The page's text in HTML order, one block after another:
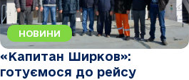
НОВИНИ
«Капитан Ширков»:
готуємося до рейсу